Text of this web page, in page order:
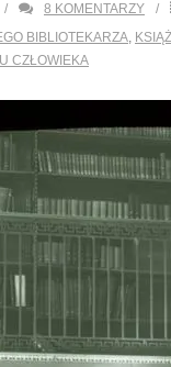
8 KOMENTARZY
BIBLIOTEKARZA,
CZŁOWIEKA